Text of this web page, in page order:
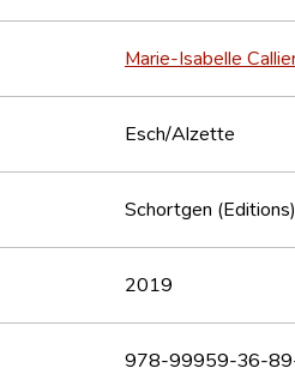
Marie-Isabelle
Esch/Alzette
Schortgen (Editions)
2019
978-99959-36-